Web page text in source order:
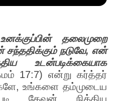
தலைமுறை
நடுவே, என்
உடன்படிக்கையாக
17:7) என்று கர்த்தர்
உங்களை தம்முடைய
தேவன் நித்திய